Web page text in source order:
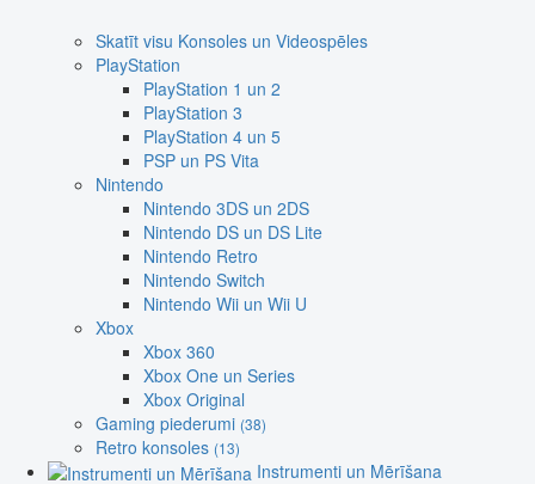
Skatīt visu Konsoles un Videospēles
PlayStation
PlayStation 1 un 2
PlayStation 3
PlayStation 4 un 5
PSP un PS Vita
Nintendo
Nintendo 3DS un 2DS
Nintendo DS un DS Lite
Nintendo Retro
Nintendo Switch
Nintendo Wii un Wii U
Xbox
Xbox 360
Xbox One un Series
Xbox Original
Gaming piederumi (38)
Retro konsoles (13)
Instrumenti un Mērīšana